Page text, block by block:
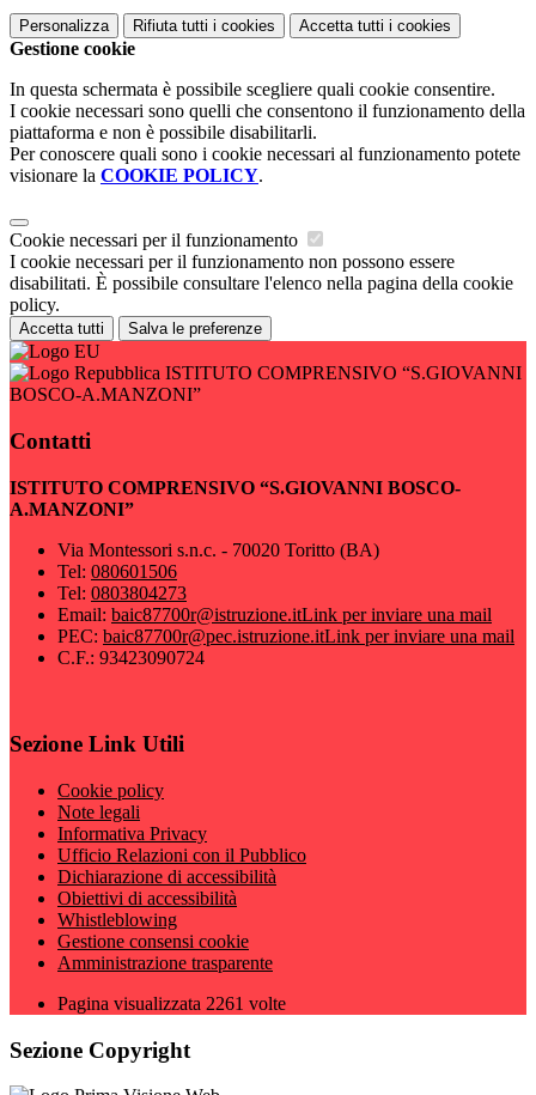
Personalizza Rifiuta tutti i cookies Accetta tutti i cookies
Gestione cookie
In questa schermata è possibile scegliere quali cookie consentire.
I cookie necessari sono quelli che consentono il funzionamento della
piattaforma e non è possibile disabilitarli.
Per conoscere quali sono i cookie necessari al funzionamento potete
visionare la COOKIE POLICY.
Cookie necessari per il funzionamento
I cookie necessari per il funzionamento non possono essere
disabilitati. È possibile consultare l'elenco nella pagina della cookie
policy.
Accetta tutti Salva le preferenze
ISTITUTO COMPRENSIVO “S.GIOVANNI
BOSCO-A.MANZONI”
Contatti
ISTITUTO COMPRENSIVO “S.GIOVANNI BOSCO-
A.MANZONI”
Via Montessori s.n.c. - 70020 Toritto (BA)
Tel: 080601506
Tel: 0803804273
Email: baic87700r@istruzione.itLink per inviare una mail
PEC: baic87700r@pec.istruzione.itLink per inviare una mail
C.F.: 93423090724
Sezione Link Utili
Cookie policy
Note legali
Informativa Privacy
Ufficio Relazioni con il Pubblico
Dichiarazione di accessibilità
Obiettivi di accessibilità
Whistleblowing
Gestione consensi cookie
Amministrazione trasparente
Pagina visualizzata 2261 volte
Sezione Copyright